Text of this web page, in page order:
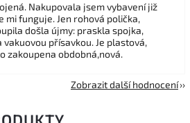
Nakupovala jsem vybavení již
mi funguje. Jen rohová polička,
došla újmy: praskla spojka,
přísavkou. Je plastová,
zakoupena obdobná,nová.
Zobrazit další hodnocení